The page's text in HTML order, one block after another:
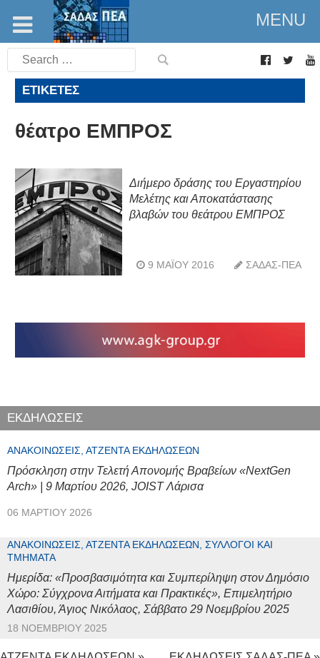
MENU
Search
for:
ΕΤΙΚΈΤΕΣ
θέατρο ΕΜΠΡΟΣ
Διήμερο δράσης του Εργαστηρίου
Μελέτης και Αποκατάστασης
βλαβών του θεάτρου ΕΜΠΡΟΣ
9 ΜΑΪ́ΟΥ 2016 ΣΑΔΑΣ-ΠΕΑ
ΕΚΔΗΛΩΣΕΙΣ
ΑΝΑΚΟΙΝΏΣΕΙΣ, ΑΤΖΈΝΤΑ ΕΚΔΗΛΏΣΕΩΝ
Πρόσκληση στην Τελετή Απονομής Βραβείων «NextGen
Arch» | 9 Μαρτίου 2026, JOIST Λάρισα
06 ΜΑΡΤΊΟΥ 2026
ΑΝΑΚΟΙΝΏΣΕΙΣ, ΑΤΖΈΝΤΑ ΕΚΔΗΛΏΣΕΩΝ, ΣΎΛΛΟΓΟΙ ΚΑΙ
ΤΜΉΜΑΤΑ
Ημερίδα: «Προσβασιμότητα και Συμπερίληψη στον Δημόσιο
Χώρο: Σύγχρονα Αιτήματα και Πρακτικές», Επιμελητήριο
Λασιθίου, Άγιος Νικόλαος, Σάββατο 29 Νοεμβρίου 2025
18 ΝΟΕΜΒΡΊΟΥ 2025